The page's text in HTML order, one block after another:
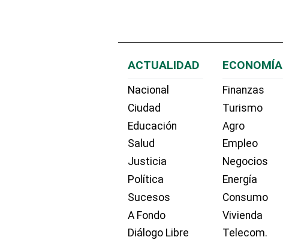
ACTUALIDAD
Nacional
Ciudad
Educación
Salud
Justicia
Política
Sucesos
A Fondo
Diálogo Libre
ECONOMÍA
Finanzas
Turismo
Agro
Empleo
Negocios
Energía
Consumo
Vivienda
Telecom.